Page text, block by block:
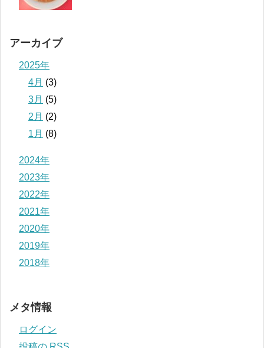
アーカイブ
2025年
4月 (3)
3月 (5)
2月 (2)
1月 (8)
2024年
2023年
2022年
2021年
2020年
2019年
2018年
メタ情報
ログイン